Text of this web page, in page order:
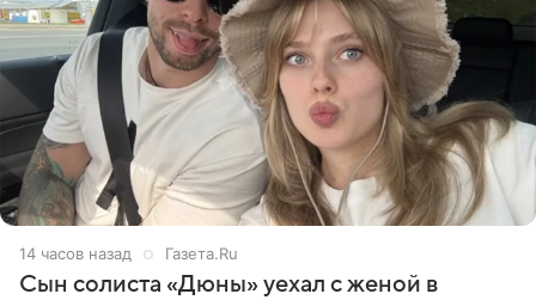
14 часов назад Газета.Ru
Сын солиста «Дюны» уехал с женой в